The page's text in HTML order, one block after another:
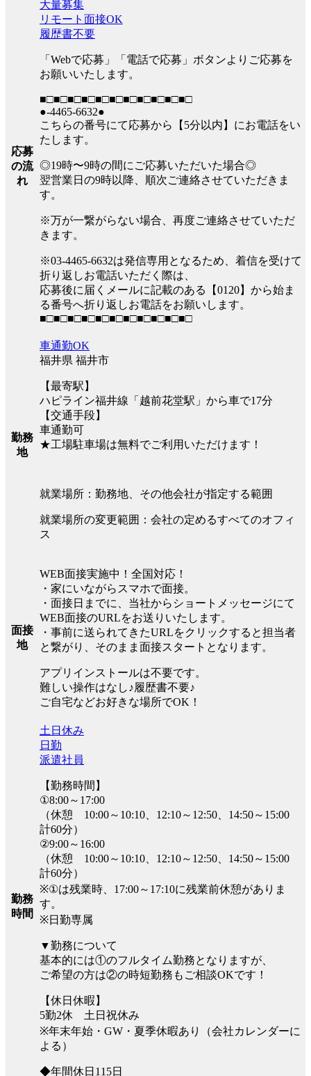
応募
の流
れ
大量募集
リモート面接OK
履歴書不要
「Webで応募」「電話で応募」ボタンよりご応募を
お願いいたします。
■□■□■□■□■□■□■□■□■□■□■□
●-4465-6632●
こちらの番号にて応募から【5分以内】にお電話をい
たします。
◎19時〜9時の間にご応募いただいた場合◎
翌営業日の9時以降、順次ご連絡させていただきま
す。
※万が一繋がらない場合、再度ご連絡させていただ
きます。
※03-4465-6632は発信専用となるため、着信を受けて
折り返しお電話いただく際は、
応募後に届くメールに記載のある【0120】から始ま
る番号へ折り返しお電話をお願いします。
■□■□■□■□■□■□■□■□■□■□■□
勤務
地
車通勤OK
福井県 福井市
【最寄駅】
ハピライン福井線「越前花堂駅」から車で17分
【交通手段】
車通勤可
★工場駐車場は無料でご利用いただけます！
就業場所：勤務地、その他会社が指定する範囲
就業場所の変更範囲：会社の定めるすべてのオフィ
ス
面接
地
WEB面接実施中！全国対応！
・家にいながらスマホで面接。
・面接日までに、当社からショートメッセージにて
WEB面接のURLをお送りいたします。
・事前に送られてきたURLをクリックすると担当者
と繋がり、そのまま面接スタートとなります。
アプリインストールは不要です。
難しい操作はなし♪履歴書不要♪
ご自宅などお好きな場所でOK！
勤務
時間
土日休み
日勤
派遣社員
【勤務時間】
①8:00～17:00
（休憩 10:00～10:10、12:10～12:50、14:50～15:00
計60分）
②9:00～16:00
（休憩 10:00～10:10、12:10～12:50、14:50～15:00
計60分）
※①は残業時、17:00～17:10に残業前休憩がありま
す。
※日勤専属
▼勤務について
基本的には①のフルタイム勤務となりますが、
ご希望の方は②の時短勤務もご相談OKです！
【休日休暇】
5勤2休 土日祝休み
※年末年始・GW・夏季休暇あり（会社カレンダーに
よる）
◆年間休日115日